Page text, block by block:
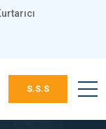
S.S.S